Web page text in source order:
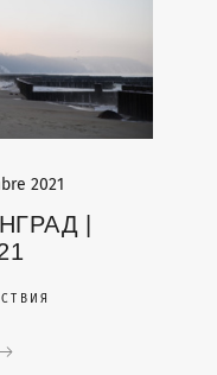
2021
|